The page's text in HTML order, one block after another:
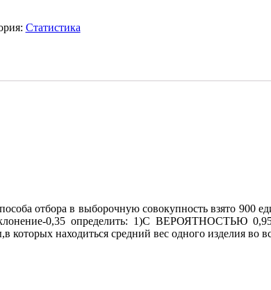
Статистика
отбора в выборочную совокупность взято 900
отклонение-0,35 определить: 1)С
находиться средний вес одного изделия во